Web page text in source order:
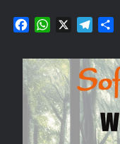
F
c
e
b
o
o
k
W
a
t
s
A
p
p
X T
l
e
g
r
a
m
a
r
e